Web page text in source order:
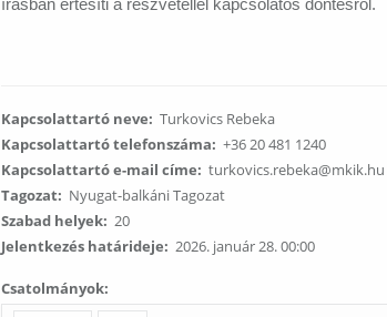
írásban értesíti a részvétellel
Kapcsolattartó neve: Turkovics Rebeka
Kapcsolattartó telefonszáma: +36 20 481 1240
Kapcsolattartó e-mail címe: turkovics.rebeka@mkik.hu
Tagozat: Nyugat-balkáni Tagozat
Szabad helyek: 20
Jelentkezés határideje: 2026. január 28. 00:00
Csatolmányok: